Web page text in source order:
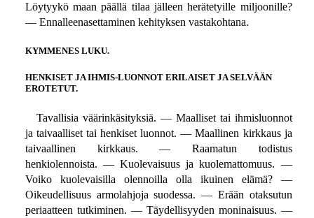
Löytyykö maan päällä tilaa jälleen herätetyille miljoonille?
— Ennalleenasettaminen kehityksen vastakohtana.
KYMMENES LUKU.
HENKISET JA IHMIS-LUONNOT ERILAISET JA SELVÄÄN
EROTETUT.
Tavallisia väärinkäsityksiä. — Maalliset tai ihmisluonnot
ja taivaalliset tai henkiset luonnot. — Maallinen kirkkaus ja
taivaallinen kirkkaus. — Raamatun todistus
henkiolennoista. — Kuolevaisuus ja kuolemattomuus. —
Voiko kuolevaisilla olennoilla olla ikuinen elämä? —
Oikeudellisuus armolahjoja suodessa. — Erään otaksutun
periaatteen tutkiminen. — Täydellisyyden moninaisuus. —